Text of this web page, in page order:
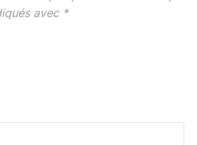
avec *